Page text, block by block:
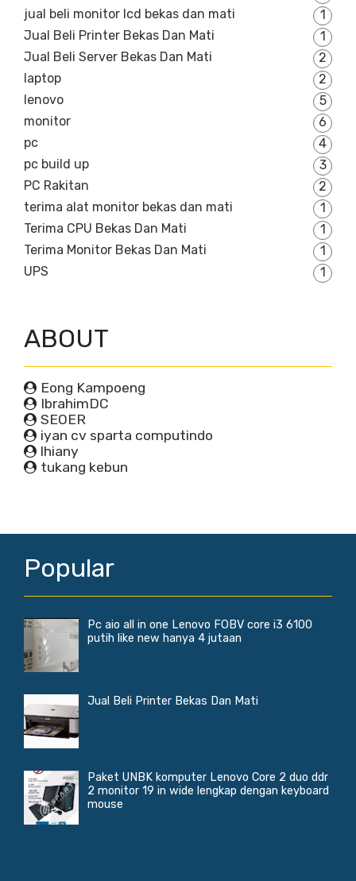
jual beli monitor lcd bekas dan mati
1
Jual Beli Printer Bekas Dan Mati
1
Jual Beli Server Bekas Dan Mati
2
laptop
2
lenovo
5
monitor
6
pc
4
pc build up
3
PC Rakitan
2
terima alat monitor bekas dan mati
1
Terima CPU Bekas Dan Mati
1
Terima Monitor Bekas Dan Mati
1
UPS
1
ABOUT
Eong Kampoeng
IbrahimDC
SEOER
iyan cv sparta computindo
lhiany
tukang kebun
Popular
Pc aio all in one Lenovo FOBV core i3 6100
putih like new hanya 4 jutaan
Jual Beli Printer Bekas Dan Mati
Paket UNBK komputer Lenovo Core 2 duo ddr
2 monitor 19 in wide lengkap dengan keyboard
mouse